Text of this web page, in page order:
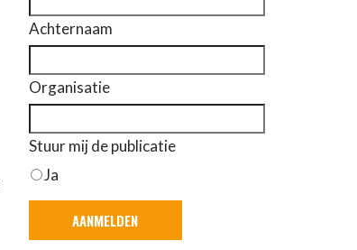
Achternaam
Organisatie
Stuur mij de publicatie
Ja